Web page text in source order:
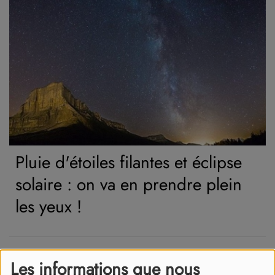
Les informations que nous
Pluie d'étoiles filantes et éclipse
solaire : on va en prendre plein
les yeux !
Et si c'était vous la nouvelle